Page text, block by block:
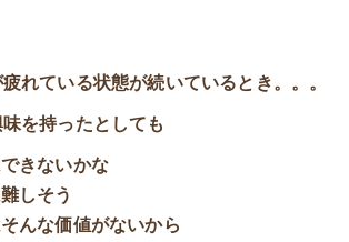
れている状態が続いているとき。。。
を持ったとしても
きないかな
しそう
んな価値がないから